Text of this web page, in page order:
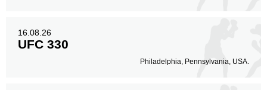
16.08.26
UFC 330
Philadelphia, Pennsylvania, USA.